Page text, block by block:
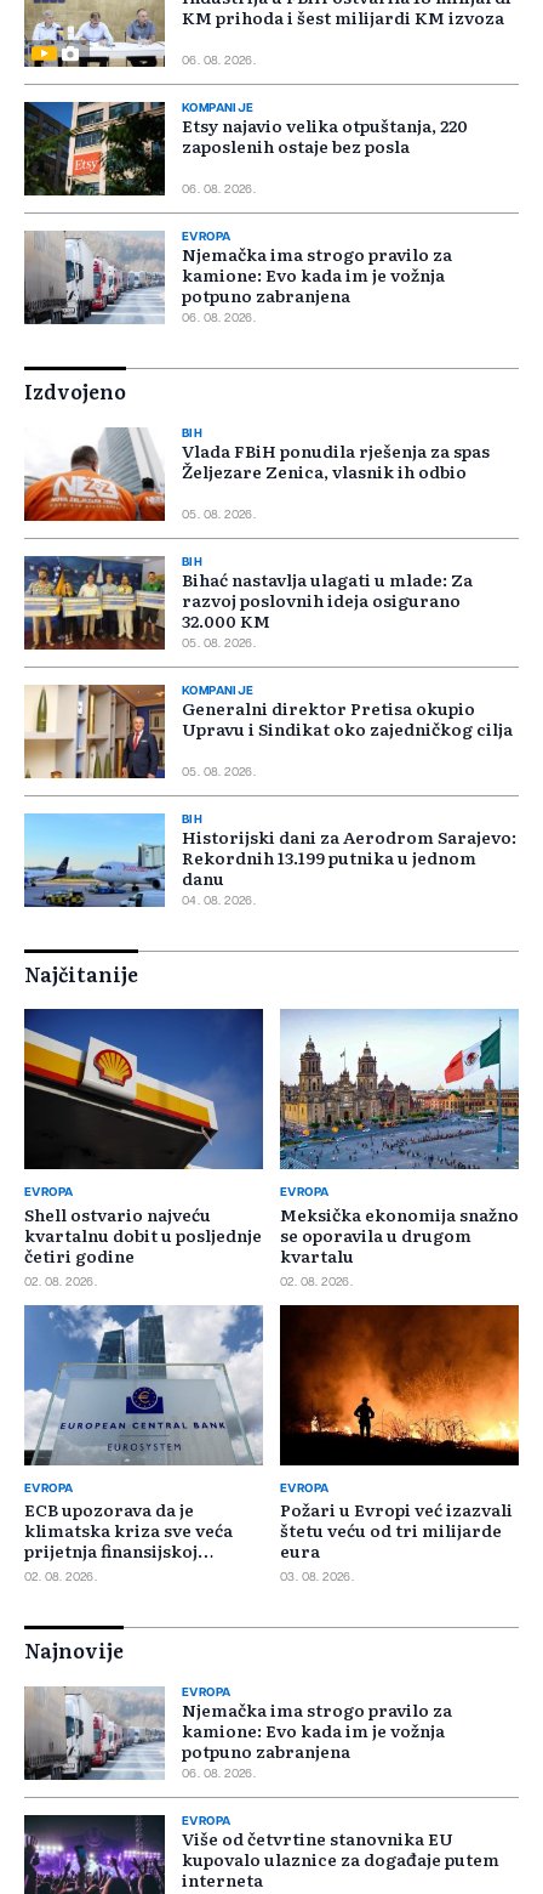
KM prihoda i šest milijardi KM izvoza
06. 08. 2026.
KOMPANIJE
Etsy najavio velika otpuštanja, 220
zaposlenih ostaje bez posla
06. 08. 2026.
EVROPA
Njemačka ima strogo pravilo za
kamione: Evo kada im je vožnja
potpuno zabranjena
06. 08. 2026.
Izdvojeno
BIH
Vlada FBiH ponudila rješenja za spas
Željezare Zenica, vlasnik ih odbio
05. 08. 2026.
BIH
Bihać nastavlja ulagati u mlade: Za
razvoj poslovnih ideja osigurano
32.000 KM
05. 08. 2026.
KOMPANIJE
Generalni direktor Pretisa okupio
Upravu i Sindikat oko zajedničkog cilja
05. 08. 2026.
BIH
Historijski dani za Aerodrom Sarajevo:
Rekordnih 13.199 putnika u jednom
danu
04. 08. 2026.
Najčitanije
EVROPA
Shell ostvario najveću
kvartalnu dobit u posljednje
četiri godine
02. 08. 2026.
EVROPA
Meksička ekonomija snažno
se oporavila u drugom
kvartalu
02. 08. 2026.
EVROPA
ECB upozorava da je
klimatska kriza sve veća
prijetnja finansijskoj
stabilnosti
02. 08. 2026.
EVROPA
Požari u Evropi već izazvali
štetu veću od tri milijarde
eura
03. 08. 2026.
Najnovije
EVROPA
Njemačka ima strogo pravilo za
kamione: Evo kada im je vožnja
potpuno zabranjena
06. 08. 2026.
EVROPA
Više od četvrtine stanovnika EU
kupovalo ulaznice za događaje putem
interneta